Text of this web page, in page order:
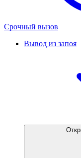
Срочный вызов
Вывод из запоя